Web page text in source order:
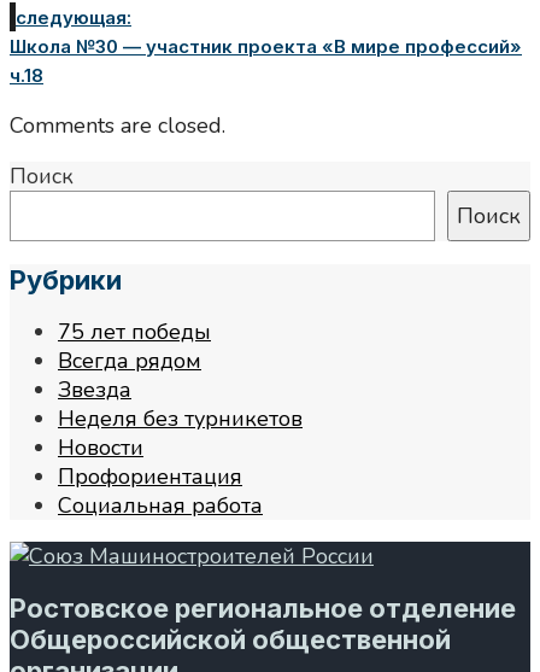
следующая:
Школа №30 — участник проекта «В мире профессий»
ч.18
Comments are closed.
Поиск
Поиск
Рубрики
75 лет победы
Всегда рядом
Звезда
Неделя без турникетов
Новости
Профориентация
Социальная работа
Ростовское региональное отделение
Общероссийской общественной